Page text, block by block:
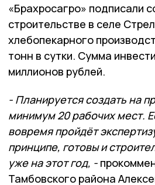
«Брахросагро» подписали
строительстве в селе
хлебопекарного
тонн в сутки. Сумма
миллионов рублей.
- Планируется создать на
минимум 20 рабочих мест.
вовремя пройдёт
принципе, готовы и
уже на этот год, -
Тамбовского района